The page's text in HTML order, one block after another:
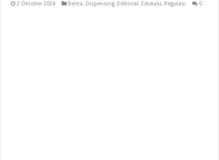
2 Oktober 2024 Berita, Dispensing, Editorial, Edukasi, Regulasi 0